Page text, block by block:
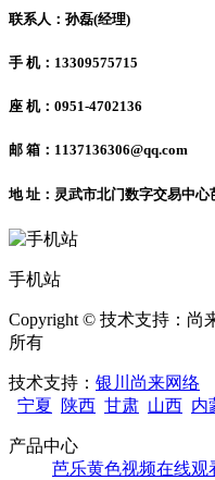
联系人：孙磊(经理)
手 机：13309575715
座 机：0951-4702136
邮 箱：1137136306@qq.com
地 址：灵武市北门数字交易中
手机站
Copyright © 技术支持：
所有
技术支持： 银川尚来网络
宁夏
陕西 甘肃 山西 内
产品中心
芭乐黄色视频在线观